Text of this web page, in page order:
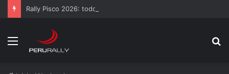
Rally Pisco 2026: todo listo para la gran final del RallyACP
Menú